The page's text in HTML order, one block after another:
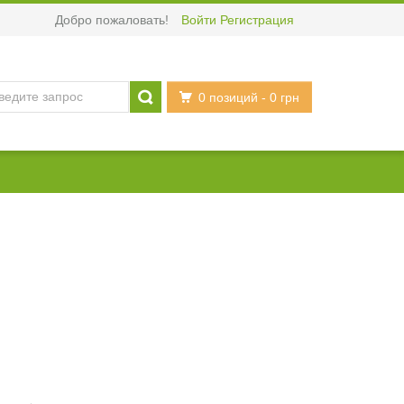
Добро пожаловать! Войти Регистрация
0 позиций - 0 грн